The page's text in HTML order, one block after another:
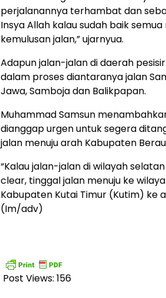
perjalanannya terhambat dan
Insya Allah kalau sudah baik
kemulusan jalan,” ujarnyua.
Adapun jalan-jalan di daerah
dalam proses diantaranya jalan
Jawa, Samboja dan Balikpapan.
Muhammad Samsun
dianggap urgen untuk segera
jalan menuju arah Kabupaten
“Kalau jalan-jalan di wilayah
clear, tinggal jalan menuju ke
Kabupaten Kutai Timur (Kutim) ke
(Im/adv)
Post Views: 156